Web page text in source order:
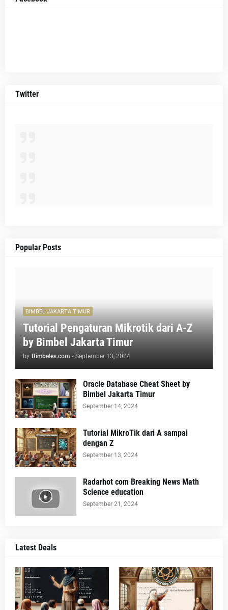
Twitter
Popular Posts
BIMBEL JAKARTA TIMUR
Tutorial Pengaturan Mikrotik dari A-Z
by Bimbel Jakarta Timur
by Bimbeles.com - September 13, 2024
Oracle Database Cheat Sheet by
Bimbel Jakarta Timur
September 14, 2024
Tutorial MikroTik dari A sampai
dengan Z
September 13, 2024
Radarhot com Breaking News Math
Science education
September 21, 2024
Latest Deals